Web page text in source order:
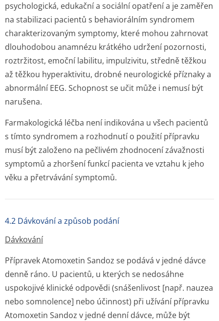
psychologická, edukační a sociální opatření a je zaměřen
na stabilizaci pacientů s behaviorálním syndromem
charakterizovaným symptomy, které mohou zahrnovat
dlouhodobou anamnézu krátkého udržení pozornosti,
roztržitost, emoční labilitu, impulzivitu, středně těžkou
až těžkou hyperaktivitu, drobné neurologické příznaky a
abnormální EEG. Schopnost se učit může i nemusí být
narušena.
Farmakologická léčba není indikována u všech pacientů
s tímto syndromem a rozhodnutí o použití přípravku
musí být založeno na pečlivém zhodnocení závažnosti
symptomů a zhoršení funkcí pacienta ve vztahu k jeho
věku a přetrvávání symptomů.
4.2 Dávkování a způsob podání
Dávkování
Přípravek Atomoxetin Sandoz se podává v jedné dávce
denně ráno. U pacientů, u kterých se nedosáhne
uspokojivé klinické odpovědi (snášenlivost [např. nauzea
nebo somnolence] nebo účinnost) při užívání přípravku
Atomoxetin Sandoz v jedné denní dávce, může být